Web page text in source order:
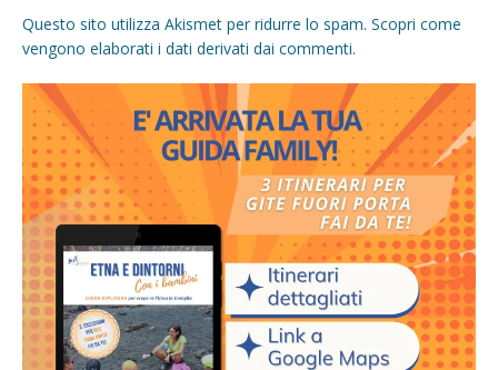
Questo sito utilizza Akismet per ridurre lo spam. Scopri come
vengono elaborati i dati derivati dai commenti.